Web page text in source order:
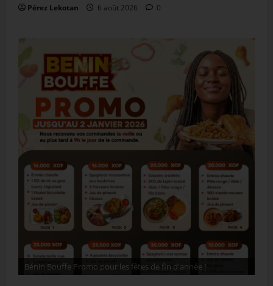
Pérez Lekotan 6 août 2026 0
Bénin Bouffe Promo pour les fêtes de fin d'année !